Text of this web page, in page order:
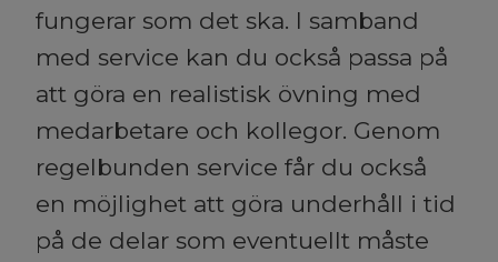
fungerar som det ska. I samband
med service kan du också passa på
att göra en realistisk övning med
medarbetare och kollegor. Genom
regelbunden service får du också
en möjlighet att göra underhåll i tid
på de delar som eventuellt måste